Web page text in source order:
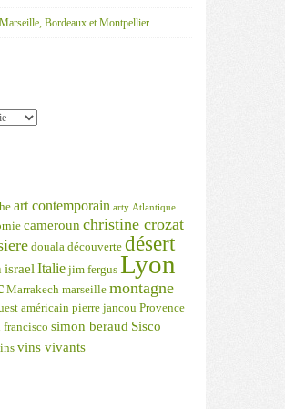
Bordeaux et Montpellier
art contemporain arty Atlantique
cameroun christine crozat
douala découverte désert
israel Italie jim fergus Lyon
Marrakech marseille montagne
américain pierre jancou Provence
francisco simon beraud Sisco
vins vivants